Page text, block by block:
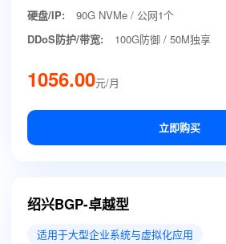
硬盘/IP:
90G NVMe / 公网1个
DDoS防护/带宽:
100G防御 / 50M独享
1056.00元/月
立即购买
绍兴BGP-卓越型
适用于大型企业系统与虚拟化应用